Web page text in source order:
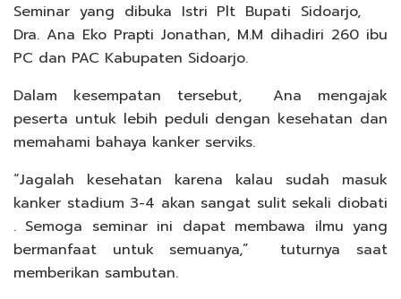
Seminar yang dibuka Istri Plt Bupati Sidoarjo,
Dra. Ana Eko Prapti Jonathan, M.M dihadiri 260 ibu
PC dan PAC Kabupaten Sidoarjo.
Dalam kesempatan tersebut, Ana mengajak
peserta untuk lebih peduli dengan kesehatan dan
memahami bahaya kanker serviks.
“Jagalah kesehatan karena kalau sudah masuk
kanker stadium 3-4 akan sangat sulit sekali diobati
. Semoga seminar ini dapat membawa ilmu yang
bermanfaat untuk semuanya,” tuturnya saat
memberikan sambutan.